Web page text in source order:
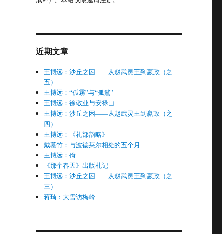
近期文章
王博远：沙丘之困——从赵武灵王到嬴政（之
五）
王博远：“孤霧”与“孤鶩”
王博远：徐敬业与安禄山
王博远：沙丘之困——从赵武灵王到嬴政（之
四）
王博远：《礼部韵略》
戴慕竹：与波德莱尔相处的五个月
王博远：佾
《那个春天》出版札记
王博远：沙丘之困——从赵武灵王到嬴政（之
三）
蒋琦：大雪访梅岭